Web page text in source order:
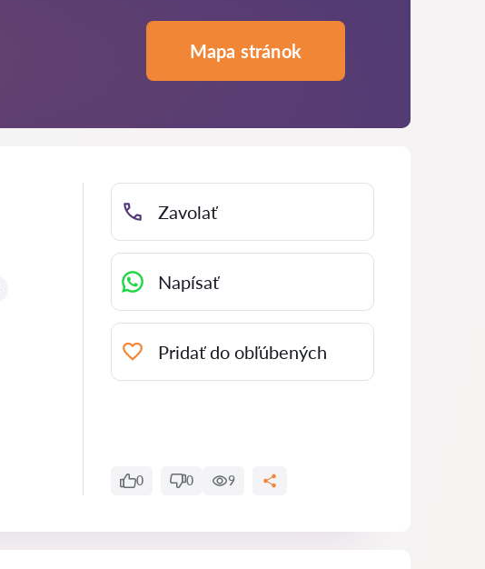
Mapa stránok
Zavolať
Napísať
Pridať do obľúbených
0 0 9